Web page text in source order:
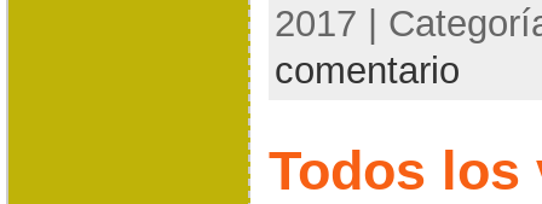
2017 |
comentario
Todos los